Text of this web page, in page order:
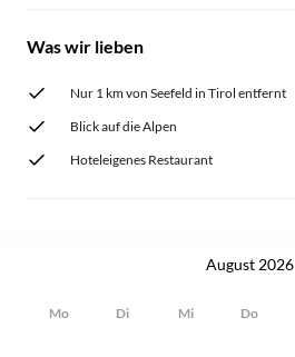
Was wir lieben
Nur 1 km von Seefeld in Tirol entfernt
Blick auf die Alpen
Hoteleigenes Restaurant
August 2026
Mo Di Mi Do